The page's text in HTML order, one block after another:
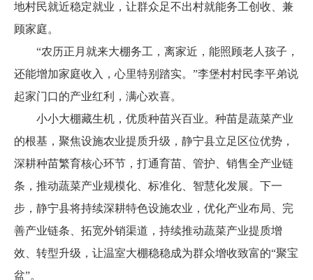
地村民就近稳定就业，让群众足不出村就能务工创收、兼
顾家庭。
“农历正月就来大棚务工，离家近，能照顾老人孩子，
还能增加家庭收入，心里特别踏实。”李堡村村民李平弟说
起家门口的产业红利，满心欢喜。
小小大棚藏生机，优质种苗兴百业。种苗是蔬菜产业
的根基，聚焦设施农业提质升级，静宁县立足区位优势，
深耕种苗繁育核心环节，打通育苗、管护、销售全产业链
条，推动蔬菜产业规模化、标准化、智慧化发展。下一
步，静宁县将持续深耕特色设施农业，优化产业布局、完
善产业链条、拓宽外销渠道，持续推动蔬菜产业提质增
效、转型升级，让温室大棚稳稳成为群众增收致富的“聚宝
盆”。